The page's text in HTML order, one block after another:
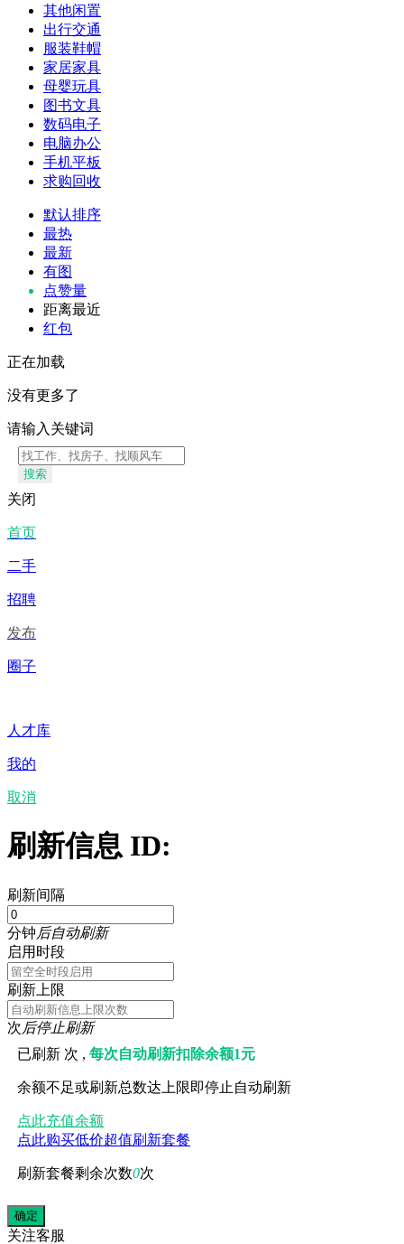
其他闲置
出行交通
服装鞋帽
家居家具
母婴玩具
图书文具
数码电子
电脑办公
手机平板
求购回收
默认排序
最热
最新
有图
点赞量
距离最近
红包
正在加载
没有更多了
请输入关键词
搜索
关闭
首页
二手
招聘
发布
圈子
人才库
我的
取消
刷新信息 ID:
刷新间隔
分钟后自动刷新
启用时段
刷新上限
次后停止刷新
已刷新次 ,每次自动刷新扣除余额1元
余额不足或刷新总数达上限即停止自动刷新
点此充值余额
点此购买低价超值刷新套餐
刷新套餐剩余次数0次
关注客服